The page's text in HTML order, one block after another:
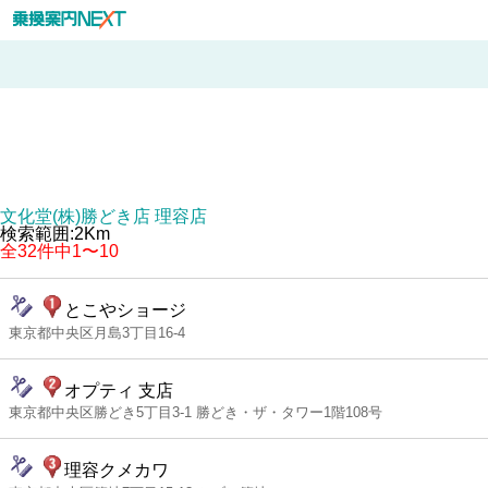
文化堂(株)勝どき店 理容店
検索範囲:2Km
全32件中1〜10
とこやショージ
東京都中央区月島3丁目16-4
オプティ 支店
東京都中央区勝どき5丁目3-1 勝どき・ザ・タワー1階108号
理容クメカワ